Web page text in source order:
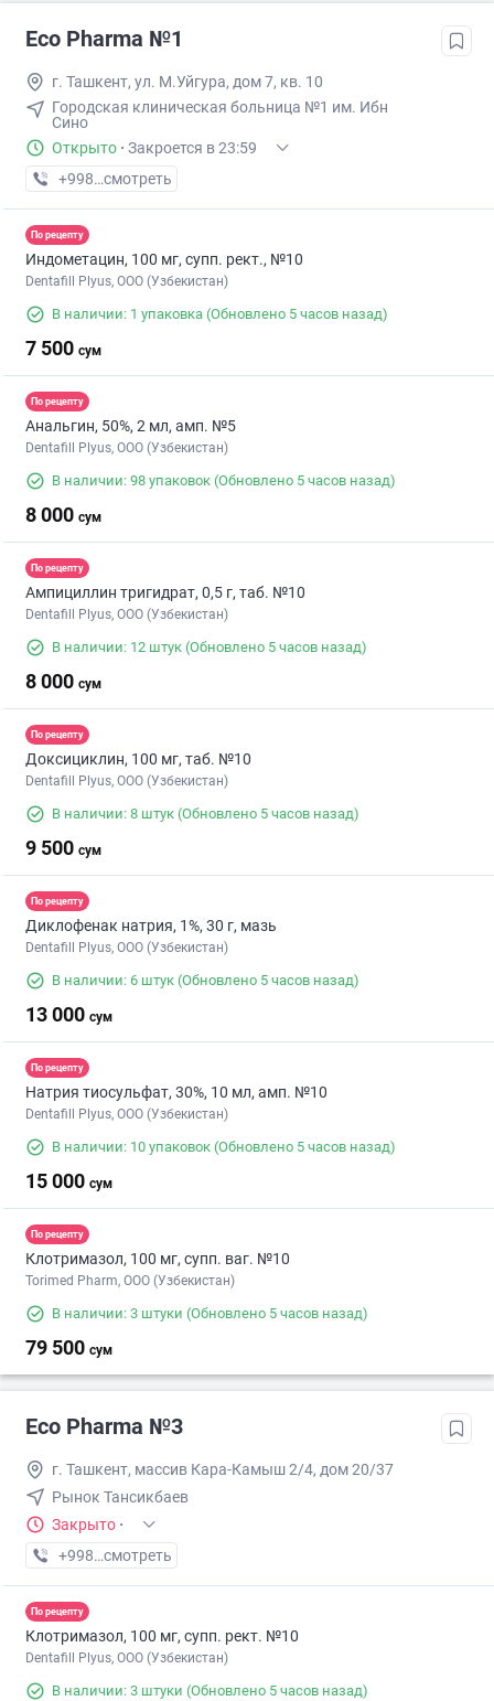
Eco Pharma №1
г. Ташкент, ул. М.Уйгура, дом 7, кв. 10
Городская клиническая больница №1 им. Ибн
Сино
Открыто · Закроется в 23:59
+998 (71) XXX-XX-XX
смотреть
По рецепту
Индометацин, 100 мг, супп. рект., №10
Dentafill Plyus, ООО (Узбекистан)
В наличии: 1 упаковка (Обновлено 5 часов назад)
7 500 сум
По рецепту
Анальгин, 50%, 2 мл, амп. №5
Dentafill Plyus, ООО (Узбекистан)
В наличии: 98 упаковок (Обновлено 5 часов назад)
8 000 сум
По рецепту
Ампициллин тригидрат, 0,5 г, таб. №10
Dentafill Plyus, ООО (Узбекистан)
В наличии: 12 штук (Обновлено 5 часов назад)
8 000 сум
По рецепту
Доксициклин, 100 мг, таб. №10
Dentafill Plyus, ООО (Узбекистан)
В наличии: 8 штук (Обновлено 5 часов назад)
9 500 сум
По рецепту
Диклофенак натрия, 1%, 30 г, мазь
Dentafill Plyus, ООО (Узбекистан)
В наличии: 6 штук (Обновлено 5 часов назад)
13 000 сум
По рецепту
Натрия тиосульфат, 30%, 10 мл, амп. №10
Dentafill Plyus, ООО (Узбекистан)
В наличии: 10 упаковок (Обновлено 5 часов назад)
15 000 сум
По рецепту
Клотримазол, 100 мг, супп. ваг. №10
Torimed Pharm, OOO (Узбекистан)
В наличии: 3 штуки (Обновлено 5 часов назад)
79 500 сум
Eco Pharma №3
г. Ташкент, массив Кара-Камыш 2/4, дом 20/37
Рынок Тансикбаев
Закрыто ·
+998 (99) XXX-XX-XX
смотреть
По рецепту
Клотримазол, 100 мг, супп. рект. №10
Dentafill Plyus, ООО (Узбекистан)
В наличии: 3 штуки (Обновлено 5 часов назад)